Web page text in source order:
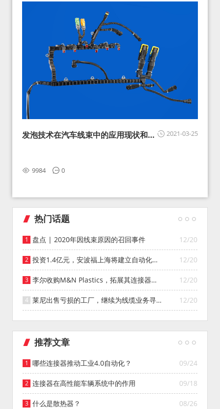
2021-03-25
发泡技术在汽车线束中的应用现状和展
9984 0
热门话题
12/20
盘点 | 2020年因线束原因的召回事件
12/20
投资1.4亿元，安波福上海将建立自动化智
能仓库
12/20
李尔收购M&N Plastics，拓展其连接器系
统业务
12/20
莱尼出售亏损的工厂，继续为线缆业务寻找
投资者
推荐文章
09/24
哪些连接器推动工业4.0自动化？
09/18
连接器在高性能车辆系统中的作用
08/26
什么是散热器？